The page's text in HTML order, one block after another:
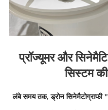
प्रॉज्यूमर और
सिस्टम
लंबे समय तक, ड्रोन सिनेमैटोग्राफी